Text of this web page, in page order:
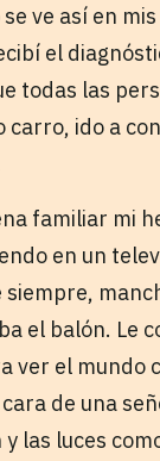
se ve así en
el
todas las
carro, ido a
familiar mi
en un
siempre,
el balón. Le
ver el mundo
de una
y las luces